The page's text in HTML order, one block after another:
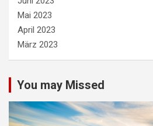
Mai 2023
April 2023
März 2023
You may Missed